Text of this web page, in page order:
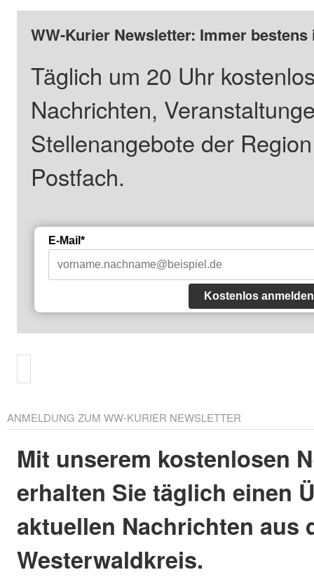
WW-Kurier Newsletter: Immer
Täglich um 20 Uhr
Nachrichten,
Stellenangebote der
Postfach.
E-Mail*
Kostenlos anmelden
ANMELDUNG ZUM WW-KURIER NEWSLETTER
Mit unserem kostenlosen
erhalten Sie täglich einen
aktuellen Nachrichten aus
Westerwaldkreis.